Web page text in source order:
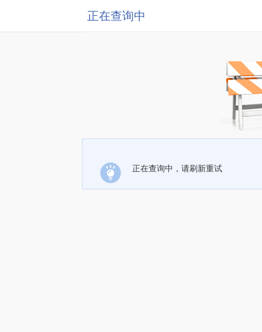
正在查询中
正在查询中，请刷新重试